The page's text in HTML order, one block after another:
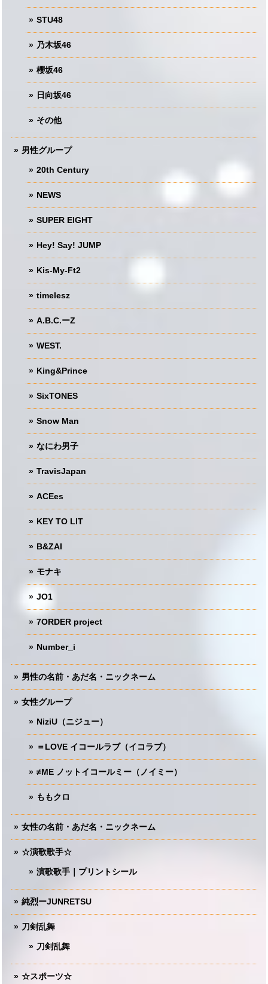
STU48
乃木坂46
櫻坂46
日向坂46
その他
男性グループ
20th Century
NEWS
SUPER EIGHT
Hey! Say! JUMP
Kis-My-Ft2
timelesz
A.B.C.ーZ
WEST.
King&Prince
SixTONES
Snow Man
なにわ男子
TravisJapan
ACEes
KEY TO LIT
B&ZAI
モナキ
JO1
7ORDER project
Number_i
男性の名前・あだ名・ニックネーム
女性グループ
NiziU（ニジュー）
＝LOVE イコールラブ（イコラブ）
≠ME ノットイコールミー（ノイミー）
ももクロ
女性の名前・あだ名・ニックネーム
☆演歌歌手☆
演歌歌手｜プリントシール
純烈ーJUNRETSU
刀剣乱舞
刀剣乱舞
☆スポーツ☆